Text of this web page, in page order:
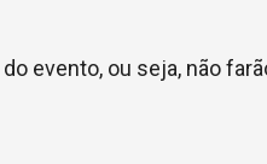
do evento, ou seja, não